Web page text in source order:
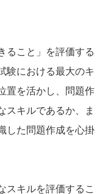
ること」を評価する
験における最大のキ
置を活かし、問題作
スキルであるか、ま
した問題作成を心掛
スキルを評価するこ